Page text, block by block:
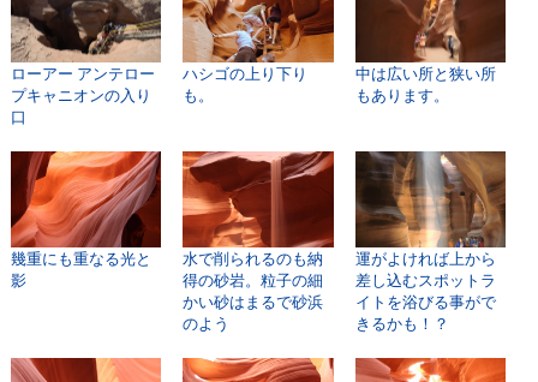
ローアー アンテロー
プキャニオンの入り
口
ハシゴの上り下り
も。
中は広い所と狭い所
もあります。
幾重にも重なる光と
影
水で削られるのも納
得の砂岩。粒子の細
かい砂はまるで砂浜
のよう
運がよければ上から
差し込むスポットラ
イトを浴びる事がで
きるかも！？